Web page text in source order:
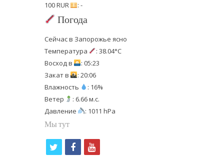
100 RUR
: -
Погода
Сейчас в Запорожье ясно
Температура
: 38.04°C
Восход в
: 05:23
Закат в
: 20:06
Влажность
: 16%
Ветер
: 6.66 м.с.
Давление
: 1011 hPa
Мы тут
f
y